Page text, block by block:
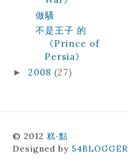
做騷
不是王子 的
《Prince of
Persia》
►2008 (27)
© 2012糕‧點
Designed by 54BLOGGER